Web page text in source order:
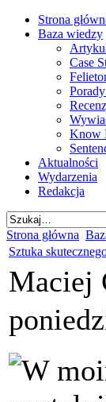
Strona
Baza wiedzy
Case
Know
Aktualności
Wydarzenia
Redakcja
Strona główna
Sztuka
Maciej
W